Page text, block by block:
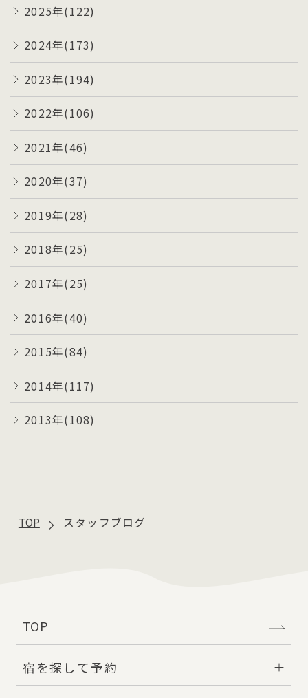
2025年(122)
2024年(173)
2023年(194)
2022年(106)
2021年(46)
2020年(37)
2019年(28)
2018年(25)
2017年(25)
2016年(40)
2015年(84)
2014年(117)
2013年(108)
TOP スタッフブログ
TOP
宿を探して予約